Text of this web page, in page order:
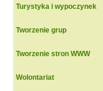
Turystyka i wypoczynek
Tworzenie grup
Tworzenie stron WWW
Wolontariat